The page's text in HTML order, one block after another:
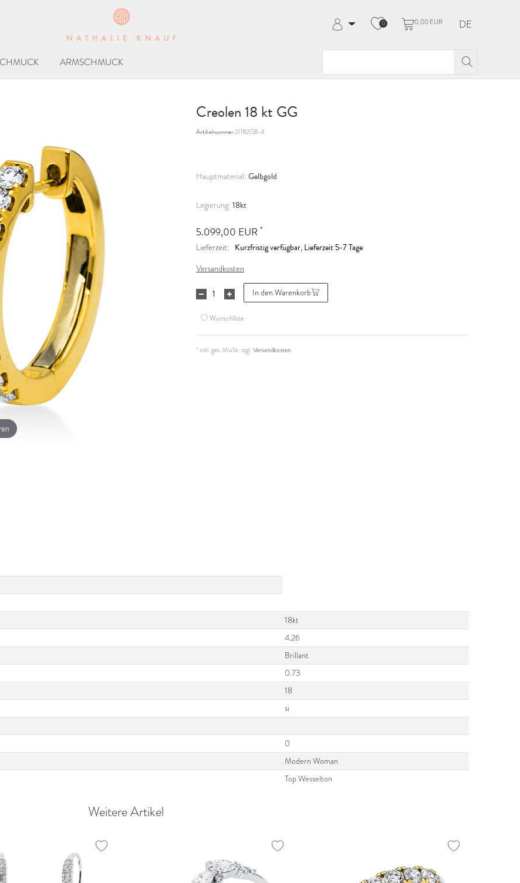
0 0,00 EUR DE
ARMSCHMUCK
Creolen 18 kt GG
Artikelnummer2I182G8-4
Hauptmaterial: Gelbgold
Legierung: 18kt
5.099,00 EUR *
Lieferzeit: Kurzfristig verfügbar, Lieferzeit 5-7 Tage
Versandkosten
In den Warenkorb
Wunschliste
* inkl. ges. MwSt. zzgl.Versandkosten
18kt
4.26
Brillant
0.73
18
si
0
Modern Woman
Top Wesselton
Weitere Artikel